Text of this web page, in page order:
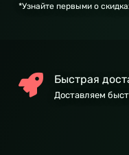
*Узнайте первыми о
Быстрая
Доставляем